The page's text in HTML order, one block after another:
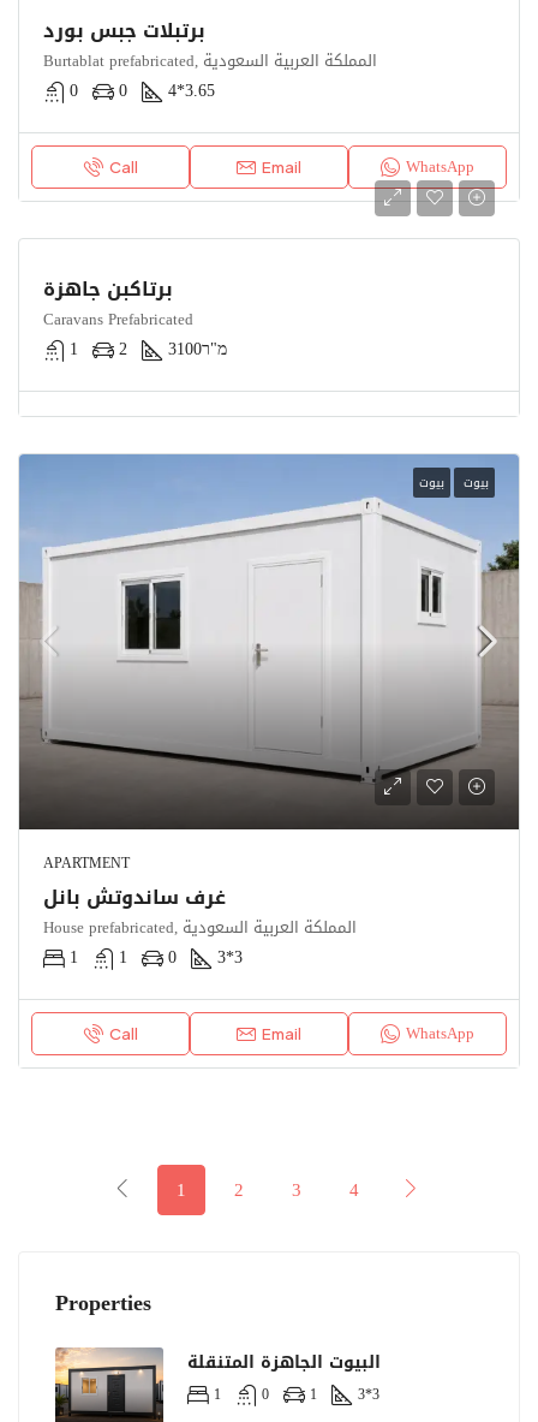
برتبلات جبس بورد
Burtablat prefabricated, المملكة العربية السعودية
0 0 4*3.65
Call Email WhatsApp
برتاكبن جاهزة
Caravans Prefabricated
1 2 3100מ"ר
بيوت بيوت
APARTMENT
غرف ساندوتش بانل
House prefabricated, المملكة العربية السعودية
1 1 0 3*3
Call Email WhatsApp
1 2 3 4
Properties
البيوت الجاهزة المتنقلة
1 0 1 3*3